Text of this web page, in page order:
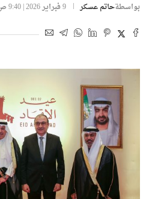
بواسطةحاتم عسكر 9 فبراير 2026 | 9:40 ص